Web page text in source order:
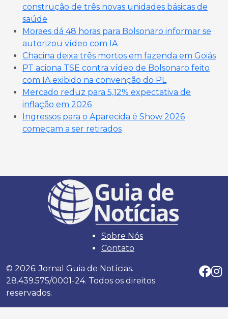
construção de três novas unidades básicas de
saúde
Moraes dá 48 horas para Bolsonaro informar se
autorizou vídeo com IA
Chacina deixa três mortos em fazenda em Goiás
PT aciona TSE contra vídeo de Bolsonaro feito
com IA exibido na convenção do PL
Mercado reduz para 5,12% expectativa de
inflação em 2026
Ingressos para o Aparecida é Show 2026
começam a ser retirados
Sobre Nós
Contato
© 2026. Jornal Guia de Notícias.
28.439.575/0001-24. Todos os direitos
reservados.